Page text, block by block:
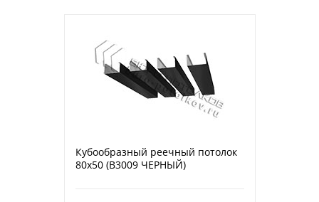
Кубообразный реечный потолок
80х50 (B3009 ЧЕРНЫЙ)